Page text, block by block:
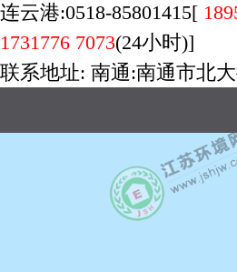
连云港:0518-85801415[
1731776 7073(24小时)]
联系地址: 南通:南通市北